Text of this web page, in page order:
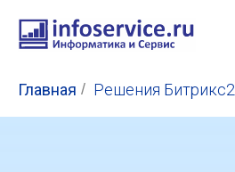
Главная / Решения